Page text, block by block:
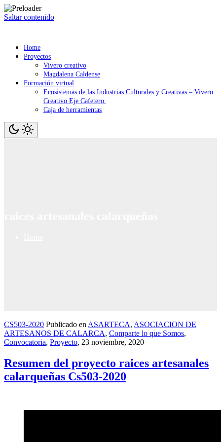
Saltar contenido
Home
Proyectos
Vivero creativo
Magdalena Caldense
Formación virtual
Ecosistemas de las Industrias Culturales y Creativas – Vivero
Creativo Eje Cafetero.
Caja de herramientas
CS503-2020 Publicado en ASARTECA, ASOCIACION DE
ARTESANOS DE CALARCA, Comparte lo que Somos,
Convocatoria, Proyecto, 23 noviembre, 2020
Resumen del proyecto raices artesanales
calarqueñas Cs503-2020